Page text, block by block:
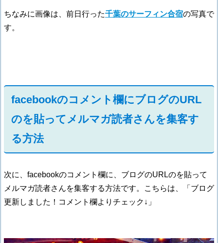
ちなみに画像は、前日行った千葉のサーフィン合宿の写真で
す。
facebookのコメント欄にブログのURL
のを貼ってメルマガ読者さんを集客す
る方法
次に、facebookのコメント欄に、ブログのURLのを貼って
メルマガ読者さんを集客する方法です。こちらは、「ブログ
更新しました！コメント欄よりチェック↓」